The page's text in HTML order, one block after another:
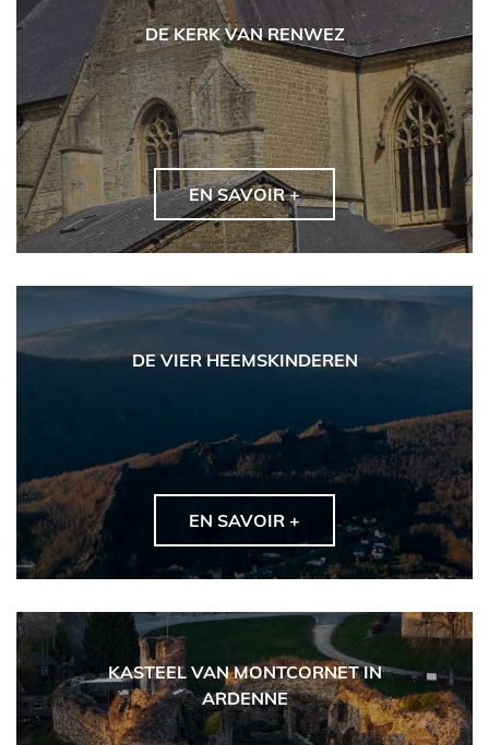
DE KERK VAN RENWEZ
EN SAVOIR +
DE VIER HEEMSKINDEREN
EN SAVOIR +
KASTEEL VAN MONTCORNET IN
ARDENNE